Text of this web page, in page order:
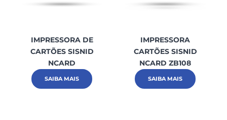
IMPRESSORA DE
CARTÕES SISNID
NCARD
SAIBA MAIS
IMPRESSORA
CARTÕES SISNID
NCARD ZB108
SAIBA MAIS